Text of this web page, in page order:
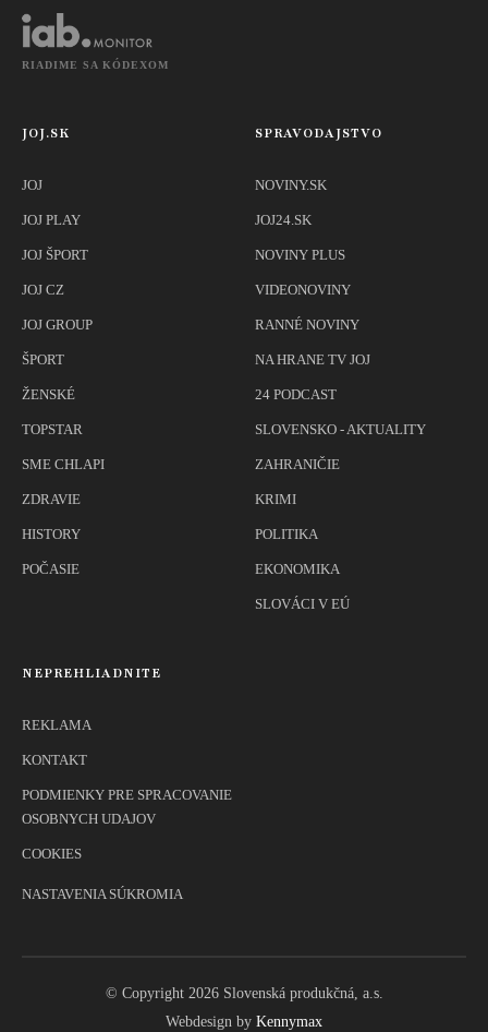
RIADIME SA KÓDEXOM
JOJ.SK
JOJ
JOJ PLAY
JOJ ŠPORT
JOJ CZ
JOJ GROUP
ŠPORT
ŽENSKÉ
TOPSTAR
SME CHLAPI
ZDRAVIE
HISTORY
POČASIE
SPRAVODAJSTVO
NOVINY.SK
JOJ24.SK
NOVINY PLUS
VIDEONOVINY
RANNÉ NOVINY
NA HRANE TV JOJ
24 PODCAST
SLOVENSKO - AKTUALITY
ZAHRANIČIE
KRIMI
POLITIKA
EKONOMIKA
SLOVÁCI V EÚ
NEPREHLIADNITE
REKLAMA
KONTAKT
PODMIENKY PRE SPRACOVANIE
OSOBNYCH UDAJOV
COOKIES
NASTAVENIA SÚKROMIA
© Copyright 2026 Slovenská produkčná, a.s.
Webdesign by Kennymax